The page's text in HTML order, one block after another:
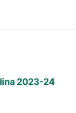
2023-24